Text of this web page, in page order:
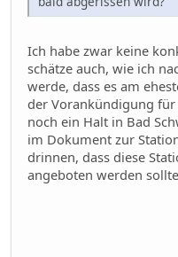
Ich habe zwar keine
schätze auch, wie ich
werde, dass es am
der Vorankündigung
noch ein Halt in Bad
im Dokument zur
drinnen, dass diese
angeboten werden